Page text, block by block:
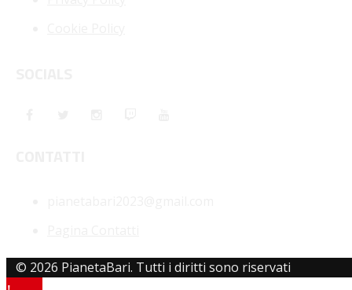
© 2026 PianetaBari. Tutti i diritti sono riservati